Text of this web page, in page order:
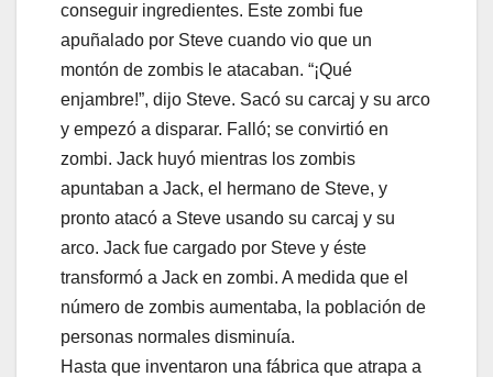
conseguir ingredientes. Este zombi fue
apuñalado por Steve cuando vio que un
montón de zombis le atacaban. “¡Qué
enjambre!”, dijo Steve. Sacó su carcaj y su arco
y empezó a disparar. Falló; se convirtió en
zombi. Jack huyó mientras los zombis
apuntaban a Jack, el hermano de Steve, y
pronto atacó a Steve usando su carcaj y su
arco. Jack fue cargado por Steve y éste
transformó a Jack en zombi. A medida que el
número de zombis aumentaba, la población de
personas normales disminuía.
Hasta que inventaron una fábrica que atrapa a